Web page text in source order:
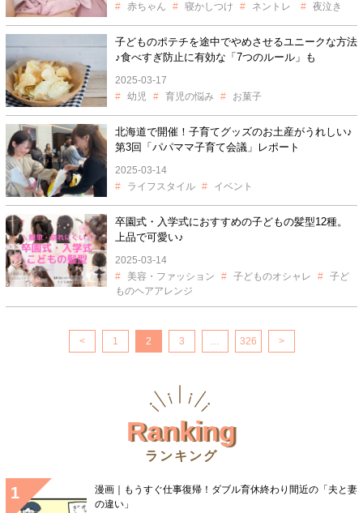
赤ちゃん
寝かしつけ ネントレ 夜泣き
子どものポテチを途中でやめさせるユニークな方法
♪食べすぎ防止に有効な「7つのルール」も
2025-03-17
幼児
育児の悩み お菓子
北海道で開催！子育てグッズのお土産がうれしい♪
第3回「パパママ子育て会議」レポート
2025-03-14
ライフスタイル
イベント
卒園式・入学式におすすめの子どもの髪型12種。
上品で可愛い♪
2025-03-14
美容・ファッション
子どものオシャレ
子ど
ものヘアアレンジ
< 1 2 3 … 326 >
Ranking
ランキング
漫画｜もうすぐ仕事復帰！ダブル育休終わり間近の「夫と妻
の違い」